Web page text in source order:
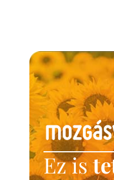
Ez is